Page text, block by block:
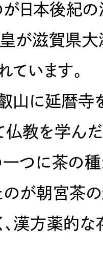
が日本後紀
皇が滋賀県
ています。
山に延暦寺
教を学んだ
つに茶の種
が朝宮茶の
漢方薬的な